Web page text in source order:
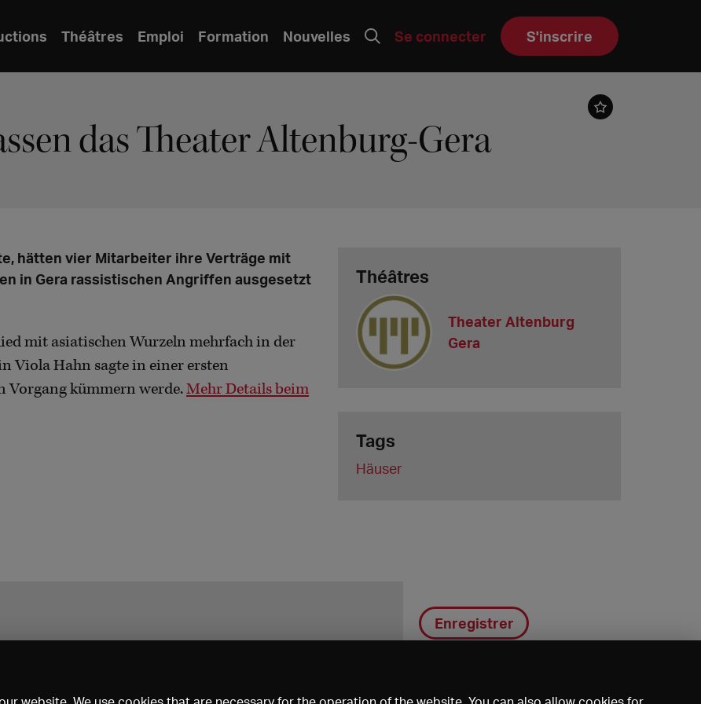
Théâtres Emploi Formation Nouvelles Se connecter S'inscrire
das Theater Altenburg-Gera
hätten vier Mitarbeiter ihre Verträge mit
in Gera rassistischen Angriffen ausgesetzt
mit asiatischen Wurzeln mehrfach in der
Viola Hahn sagte in einer ersten
Vorgang kümmern werde.Mehr Details beim
Théâtres
Theater Altenburg
Gera
Tags
Häuser
Enregistrer